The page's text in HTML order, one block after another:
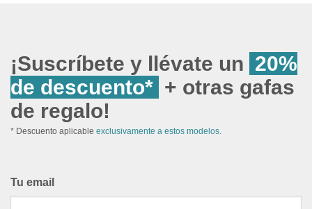
¡Suscríbete y llévate un 20%
de descuento* + otras gafas
de regalo!
* Descuento aplicable exclusivamente a estos modelos.
Tu email